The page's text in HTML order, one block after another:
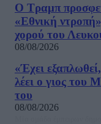
Ο Τραμπ
«Εθνική
χορού του
08/08/2026
«Έχει
λέει ο γιος του
του
08/08/2026